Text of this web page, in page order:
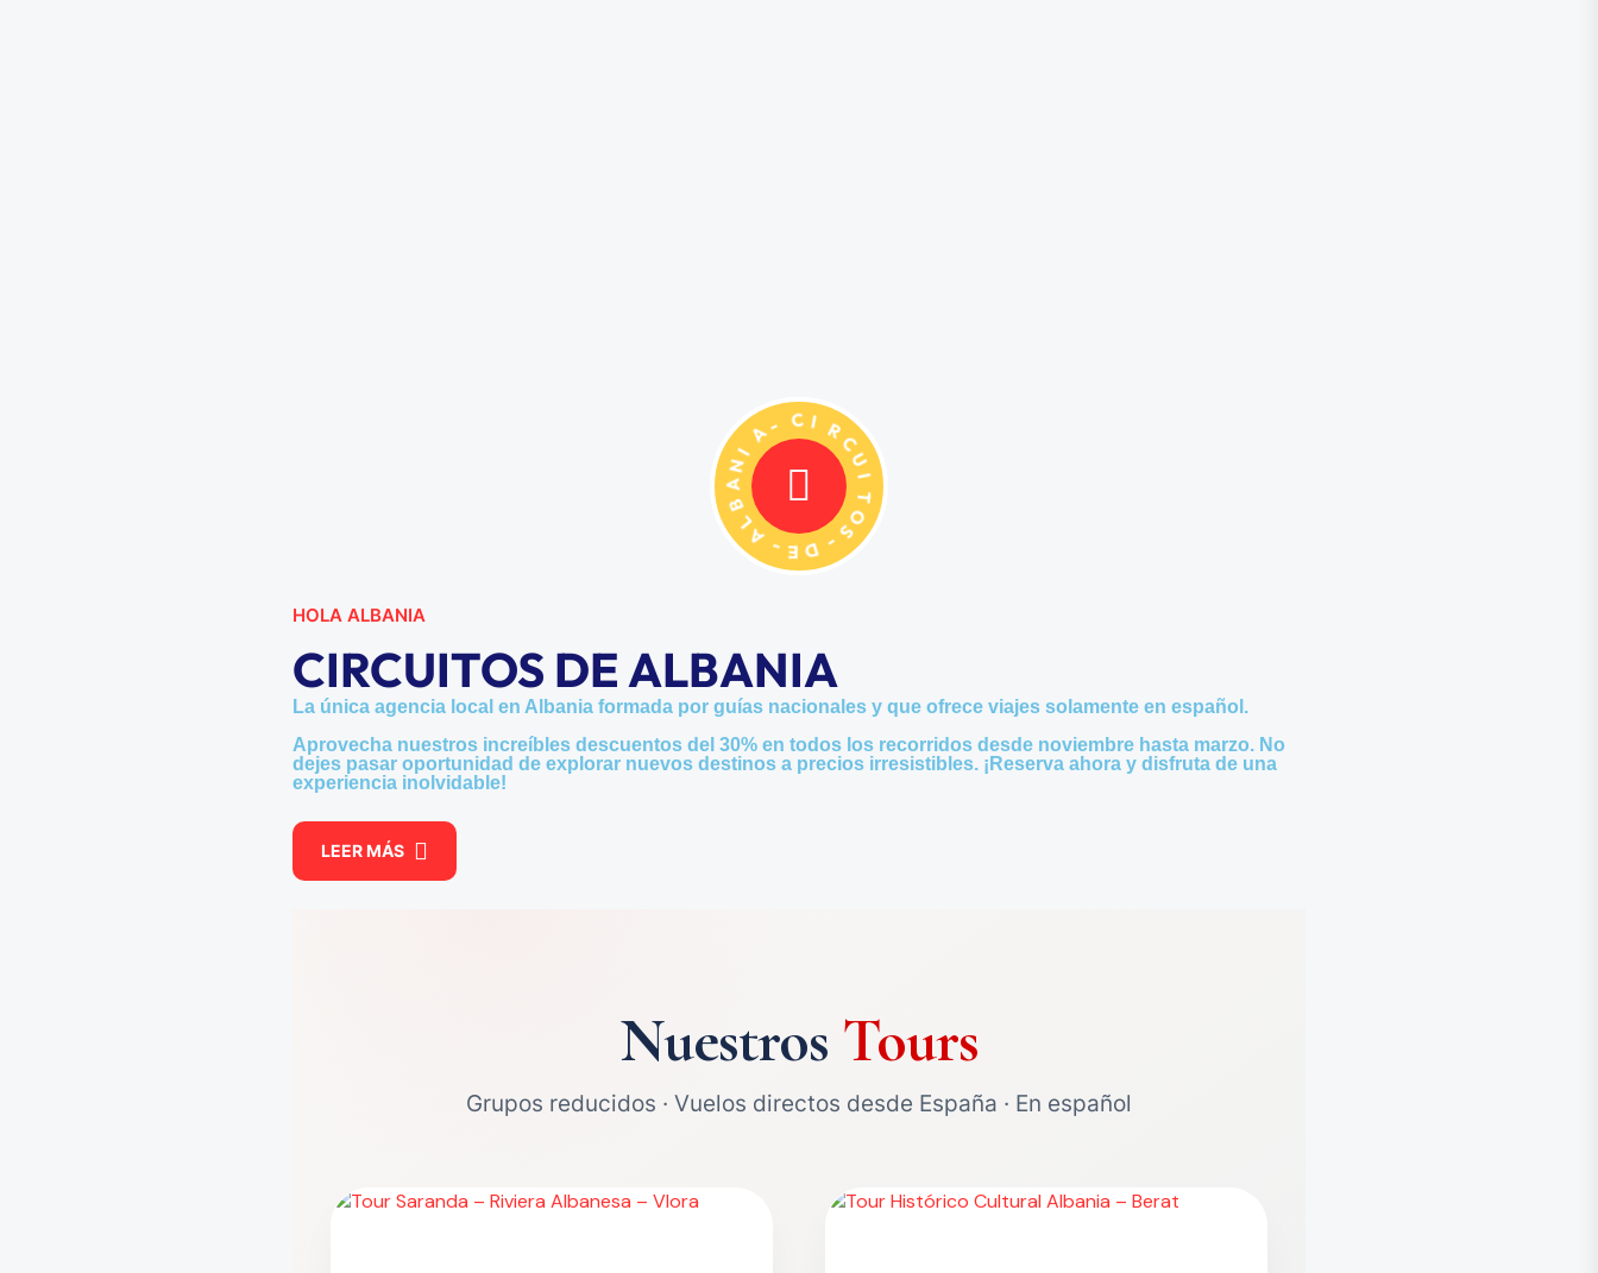
CI
R
C
U
I
T
O
S
-
D
E
-
A
L
B
A
NI A -
HOLA ALBANIA
CIRCUITOS DE ALBANIA
La única agencia local en Albania formada por guías nacionales y que ofrece viajes solamente en español.
Aprovecha nuestros increíbles descuentos del 30% en todos los recorridos desde noviembre hasta marzo. No
dejes pasar oportunidad de explorar nuevos destinos a precios irresistibles. ¡Reserva ahora y disfruta de una
experiencia inolvidable!
LEER MÁS
Nuestros Tours
Grupos reducidos · Vuelos directos desde España · En español